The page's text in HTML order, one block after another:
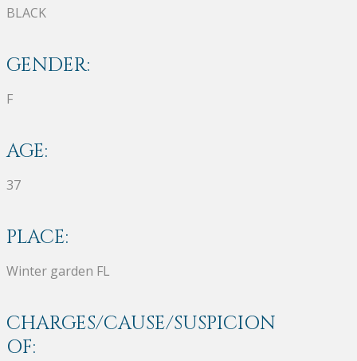
BLACK
GENDER:
F
AGE:
37
PLACE:
Winter garden FL
CHARGES/CAUSE/SUSPICION
OF: